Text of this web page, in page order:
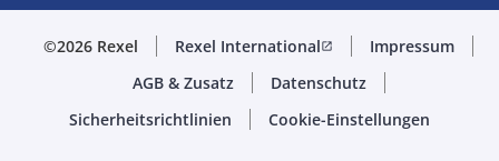
©2026 Rexel Rexel Internationalopen_in_new
Impressum
AGB & Zusatz
Datenschutz
Sicherheitsrichtlinien
Cookie-Einstellungen